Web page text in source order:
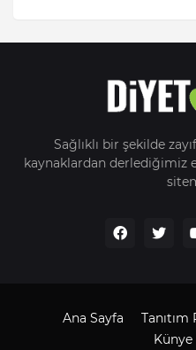
Sağlıklı bir şekilde
kaynaklardan derlediğimiz
Ana Sayfa Tanıtım